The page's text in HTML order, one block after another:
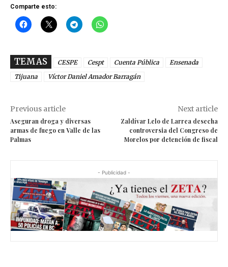
Comparte esto:
TEMAS CESPE Cespt Cuenta Pública
Ensenada
Tijuana
Víctor Daniel Amador Barragán
Previous article
Aseguran droga y diversas
armas de fuego en Valle de las
Palmas
Next article
Zaldívar Lelo de Larrea desecha
controversia del Congreso de
Morelos por detención de fiscal
- Publicidad -